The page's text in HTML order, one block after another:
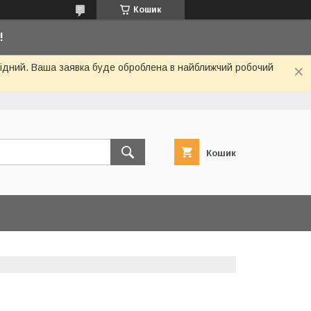
Кошик
Ваша заявка буде оброблена в найближчий робочий
Кошик